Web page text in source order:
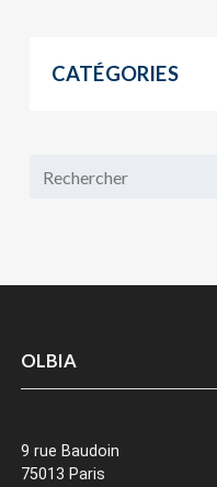
CATÉGORIES
OLBIA
9 rue Baudoin
75013 Paris